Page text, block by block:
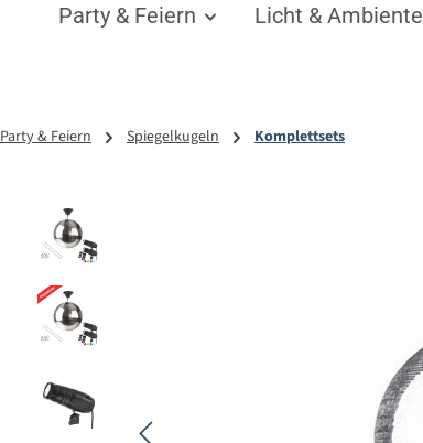
Party & Feiern Licht & Ambiente
Party & Feiern Spiegelkugeln Komplettsets
Bildergalerie überspringen